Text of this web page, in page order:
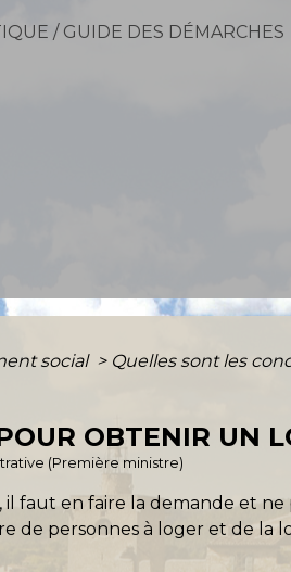
/ GUIDE DES DÉMARCHES
social > Quelles sont les
OBTENIR UN
(Première ministre)
il faut en faire la demande et
personnes à loger et de la